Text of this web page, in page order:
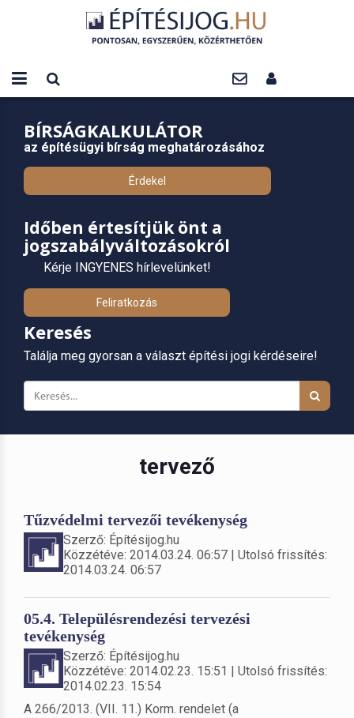
BÍRSÁGKALKULÁTOR
az építésügyi bírság meghatározásához
Érdekel
Időben értesítjük önt a
jogszabályváltozásokról
Kérje INGYENES hírlevelünket!
Feliratkozás
Keresés
Találja meg gyorsan a választ építési jogi kérdéseire!
tervező
Tűzvédelmi tervezői tevékenység
Szerző: Építésijog.hu
Közzétéve: 2014.03.24. 06:57 | Utolsó frissítés:
2014.03.24. 06:57
05.4. Településrendezési tervezési
tevékenység
Szerző: Építésijog.hu
Közzétéve: 2014.02.23. 15:51 | Utolsó frissítés:
2014.02.23. 15:54
A 266/2013. (VII. 11.) Korm. rendelet (a